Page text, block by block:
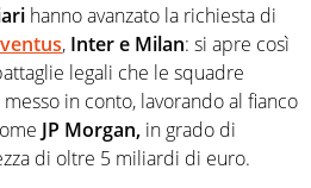
hanno avanzato la richiesta di
, Inter e Milan: si apre così
legali che le squadre
messo in conto, lavorando al fianco
JP Morgan, in grado di
di oltre 5 miliardi di euro.